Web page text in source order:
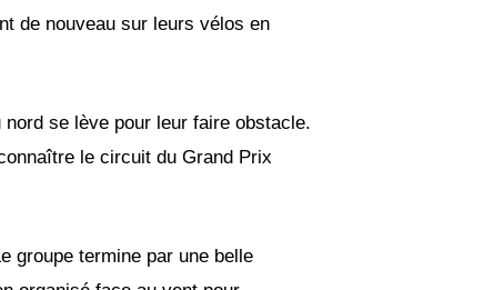
de nouveau sur leurs vélos en
se lève pour leur faire obstacle.
le circuit du Grand Prix
groupe termine par une belle